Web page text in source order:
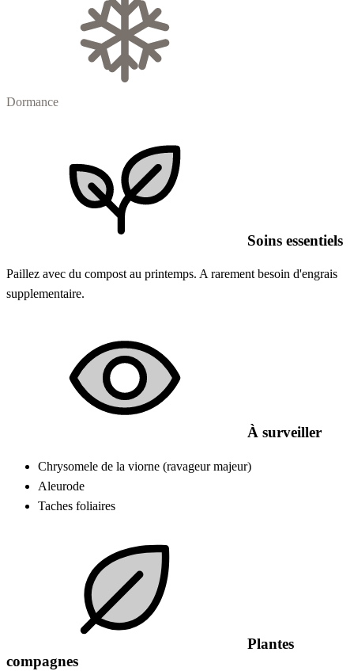
Dormance
Soins essentiels
Paillez avec du compost au printemps. A rarement besoin d'engrais
supplementaire.
À surveiller
Chrysomele de la viorne (ravageur majeur)
Aleurode
Taches foliaires
Plantes
compagnes